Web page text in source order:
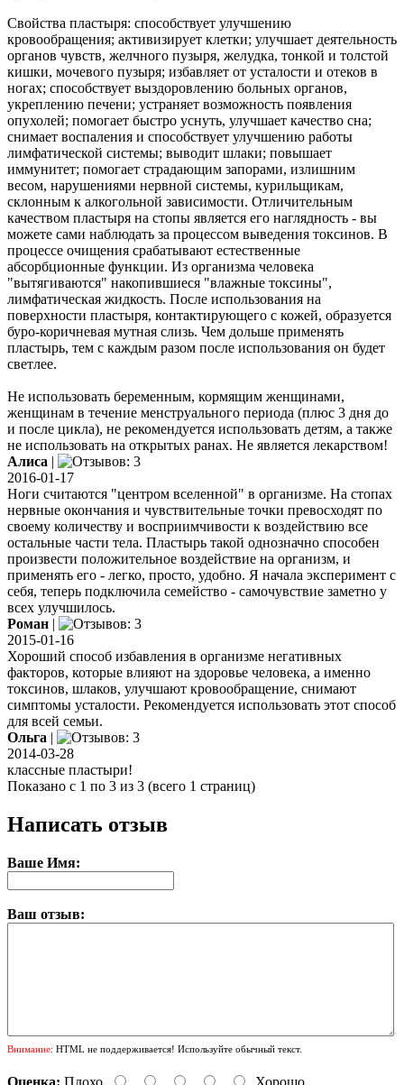
Свойства пластыря: способствует улучшению
кровообращения; активизирует клетки; улучшает деятельность
органов чувств, желчного пузыря, желудка, тонкой и толстой
кишки, мочевого пузыря; избавляет от усталости и отеков в
ногах; способствует выздоровлению больных органов,
укреплению печени; устраняет возможность появления
опухолей; помогает быстро уснуть, улучшает качество сна;
снимает воспаления и способствует улучшению работы
лимфатической системы; выводит шлаки; повышает
иммунитет; помогает страдающим запорами, излишним
весом, нарушениями нервной системы, курильщикам,
склонным к алкогольной зависимости. Отличительным
качеством пластыря на стопы является его наглядность - вы
можете сами наблюдать за процессом выведения токсинов. В
процессе очищения срабатывают естественные
абсорбционные функции. Из организма человека
"вытягиваются" накопившиеся "влажные токсины",
лимфатическая жидкость. После использования на
поверхности пластыря, контактирующего с кожей, образуется
буро-коричневая мутная слизь. Чем дольше применять
пластырь, тем с каждым разом после использования он будет
светлее.
Не использовать беременным, кормящим женщинами,
женщинам в течение менструального периода (плюс 3 дня до
и после цикла), не рекомендуется использовать детям, а также
не использовать на открытых ранах. Не является лекарством!
Алиса |
2016-01-17
Ноги считаются "центром вселенной" в организме. На стопах
нервные окончания и чувствительные точки превосходят по
своему количеству и восприимчивости к воздействию все
остальные части тела. Пластырь такой однозначно способен
произвести положительное воздействие на организм, и
применять его - легко, просто, удобно. Я начала эксперимент с
себя, теперь подключила семейство - самочувствие заметно у
всех улучшилось.
Роман |
2015-01-16
Хороший способ избавления в организме негативных
факторов, которые влияют на здоровье человека, а именно
токсинов, шлаков, улучшают кровообращение, снимают
симптомы усталости. Рекомендуется использовать этот способ
для всей семьи.
Ольга |
2014-03-28
классные пластыри!
Показано с 1 по 3 из 3 (всего 1 страниц)
Написать отзыв
Ваше Имя:
Ваш отзыв:
Внимание: HTML не поддерживается! Используйте обычный текст.
Оценка: Плохо Хорошо